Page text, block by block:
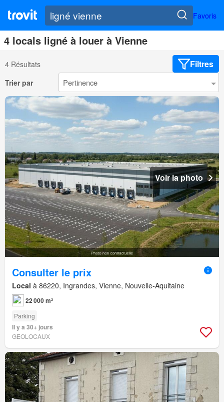
Favoris
4 locals ligné à louer à Vienne
4 Résultats Filtres
Trier par
Voir la photo
Consulter le prix
Local à 86220, Ingrandes, Vienne, Nouvelle-Aquitaine
22 000 m²
Parking
Il y a 30+ jours
GEOLOCAUX